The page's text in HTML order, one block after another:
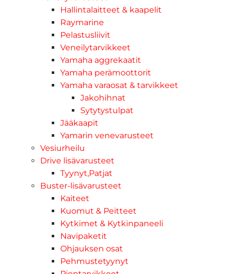
Hallintalaitteet & kaapelit
Raymarine
Pelastusliivit
Veneilytarvikkeet
Yamaha aggrekaatit
Yamaha perämoottorit
Yamaha varaosat & tarvikkeet
Jakohihnat
Sytytystulpat
Jääkaapit
Yamarin venevarusteet
Vesiurheilu
Drive lisävarusteet
Tyynyt,Patjat
Buster-lisävarusteet
Kaiteet
Kuomut & Peitteet
Kytkimet & Kytkinpaneeli
Navipaketit
Ohjauksen osat
Pehmustetyynyt